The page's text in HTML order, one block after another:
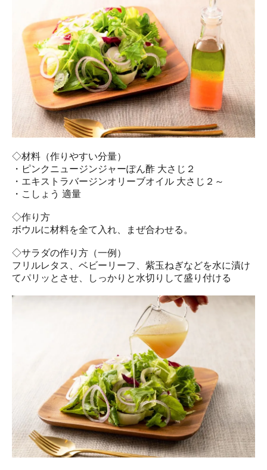
◇材料（作りやすい分量）
・ピンクニュージンジャーぽん酢 大さじ２
・エキストラバージンオリーブオイル 大さじ２～
・こしょう 適量
◇作り方
ボウルに材料を全て入れ、まぜ合わせる。
◇サラダの作り方（一例）
フリルレタス、ベビーリーフ、紫玉ねぎなどを水に漬け
てパリッとさせ、しっかりと水切りして盛り付ける